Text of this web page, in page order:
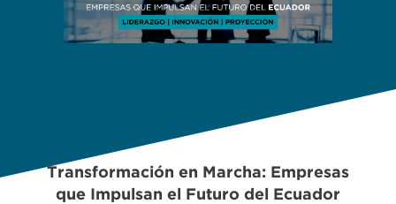
Transformación en Marcha: Empresas
que Impulsan el Futuro del Ecuador